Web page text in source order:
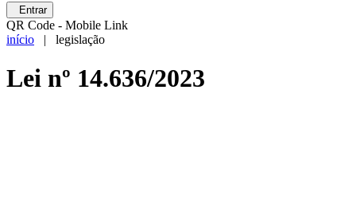
Entrar
QR Code - Mobile Link
início | legislação
Lei nº 14.636/2023